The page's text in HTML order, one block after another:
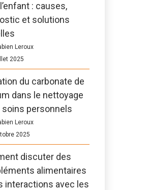
: causes,
et solutions
Leroux
2025
du carbonate de
dans le nettoyage
soins personnels
Leroux
2025
discuter des
alimentaires
interactions avec les